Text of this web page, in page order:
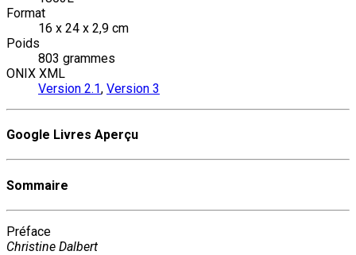
Format
16 x 24 x 2,9 cm
Poids
803 grammes
ONIX XML
Version 2.1, Version 3
Google Livres Aperçu
Sommaire
Préface
Christine Dalbert